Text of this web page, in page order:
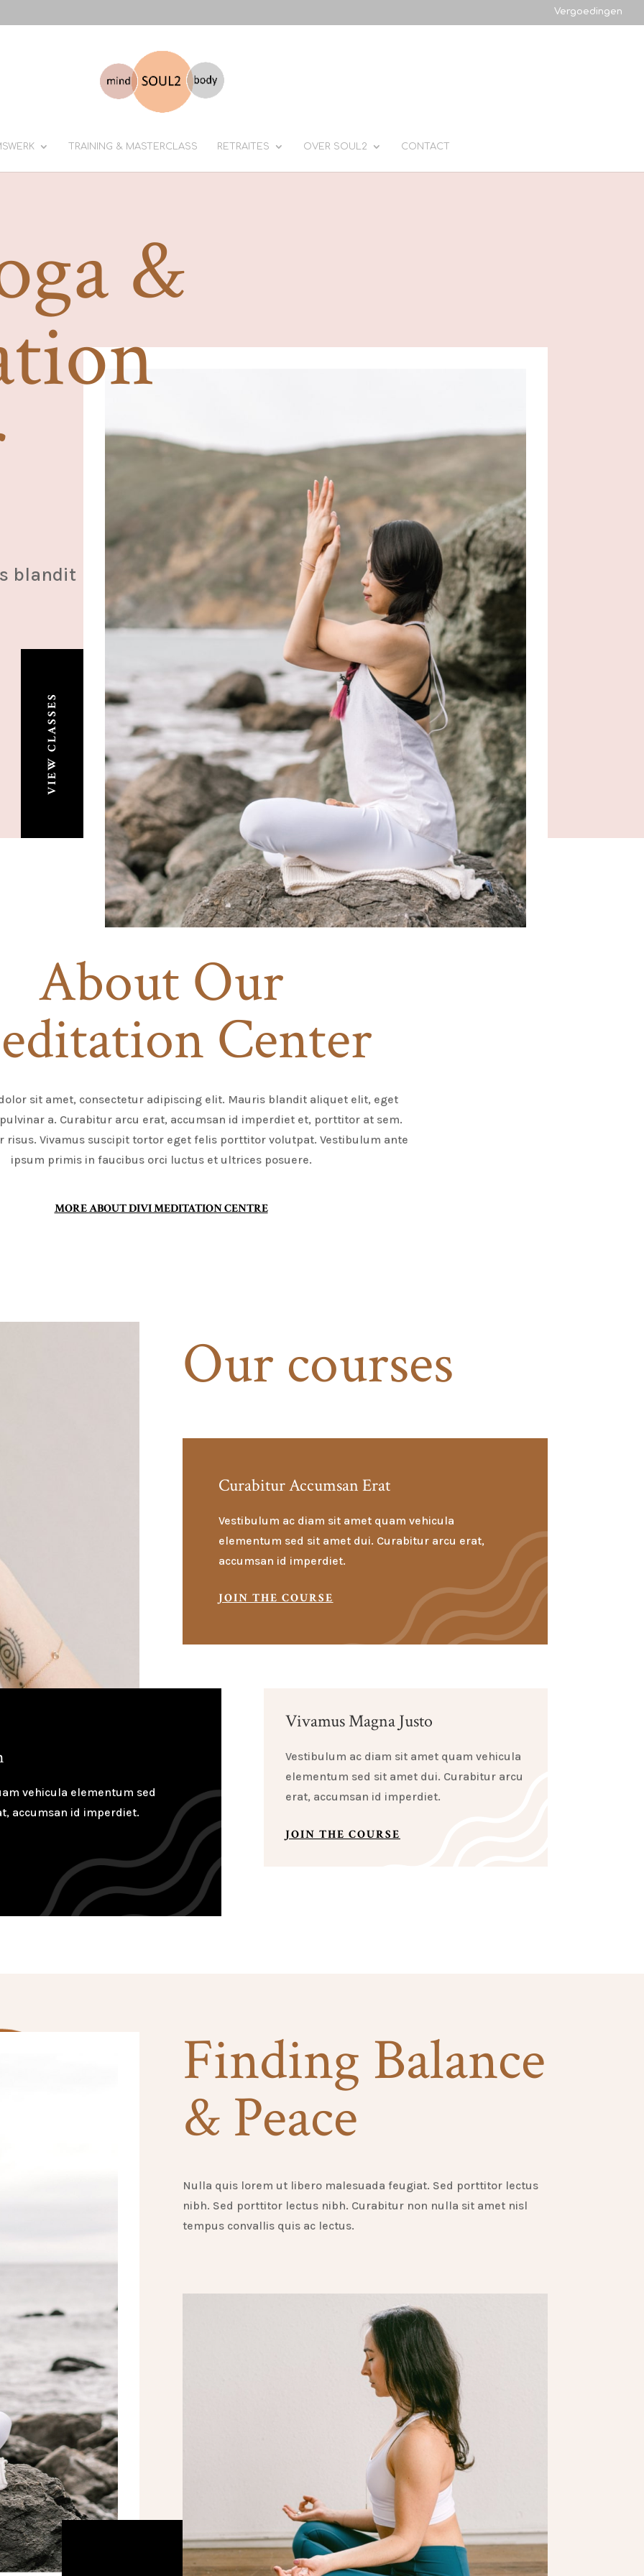
Vergoedingen
TRAINING & MASTERCLASS RETRAITES OVER SOUL2 CONTACT
&
blandit
VIEW CLASSES
About Our
Center
sit amet, consectetur adipiscing elit. Mauris blandit aliquet elit, eget
a. Curabitur arcu erat, accumsan id imperdiet et, porttitor at sem.
risus. Vivamus suscipit tortor eget felis porttitor volutpat. Vestibulum ante
ipsum primis in faucibus orci luctus et ultrices posuere.
MORE ABOUT DIVI MEDITATION CENTRE
Our courses
Curabitur Accumsan Erat
Vestibulum ac diam sit amet quam vehicula
elementum sed sit amet dui. Curabitur arcu erat,
accumsan id imperdiet.
JOIN THE COURSE
vehicula elementum sed
accumsan id imperdiet.
Vivamus Magna Justo
Vestibulum ac diam sit amet quam vehicula
elementum sed sit amet dui. Curabitur arcu
erat, accumsan id imperdiet.
JOIN THE COURSE
Finding Balance
& Peace
Nulla quis lorem ut libero malesuada feugiat. Sed porttitor lectus
nibh. Sed porttitor lectus nibh. Curabitur non nulla sit amet nisl
tempus convallis quis ac lectus.